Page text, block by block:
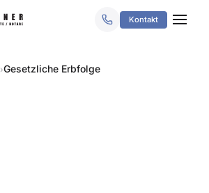
Kontakt
›Gesetzliche Erbfolge